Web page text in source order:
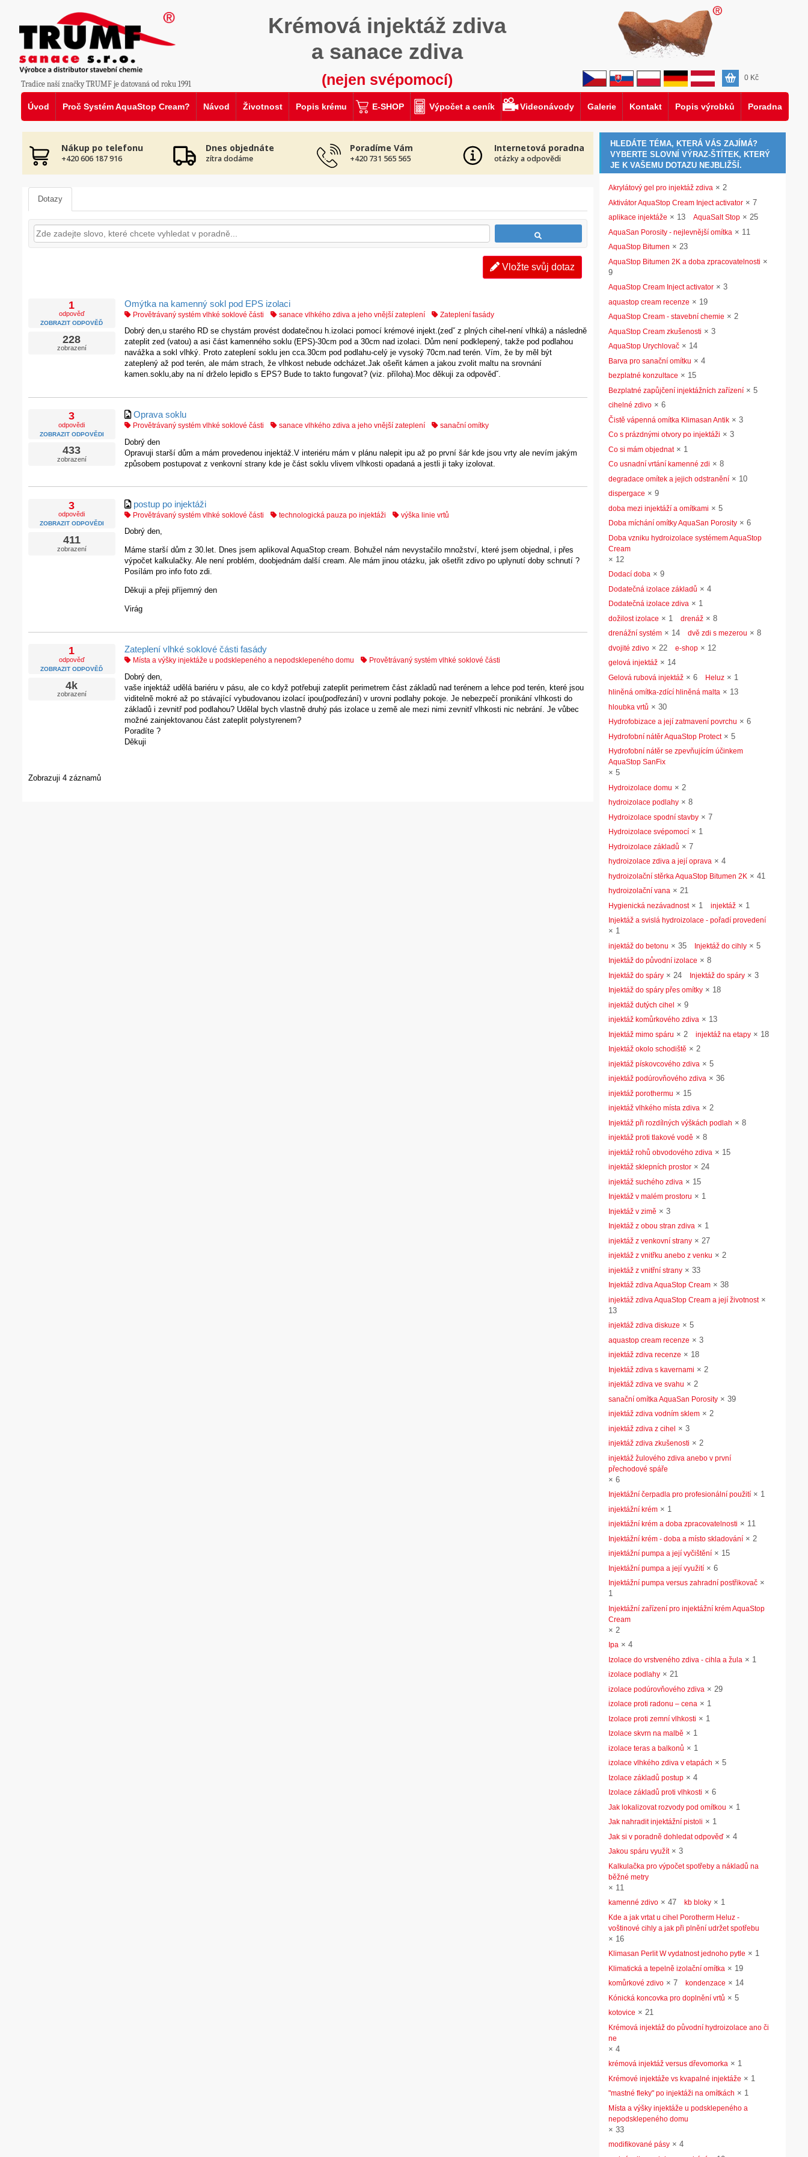
Úvod Proč Systém AquaStop Cream? Návod Životnost Popis krému E-SHOP Výpočet a ceník Videonávody Galerie Kontakt Popis výrobků Poradna
Tradice naší značky TRUMF je datovaná od roku 1991
0 Kč
Krémová injektáž zdiva
a sanace zdiva
(nejen svépomocí)
Nákup po telefonu
+420 606 187 916
Dnes objednáte
zítra dodáme
Poradíme Vám
+420 731 565 565
Internetová poradna
otázky a odpovědi
Dotazy
Vložte svůj dotaz
1
odpověď
ZOBRAZIT ODPOVĚĎ
228
zobrazení
Omýtka na kamenný sokl pod EPS izolaci
Provětrávaný systém vlhké soklové části sanace vlhkého zdiva a jeho vnější zateplení Zateplení fasády
Dobrý den,u starého RD se chystám provést dodatečnou h.izolaci pomocí krémové injekt.(zedˇ z plných cihel-není vlhká) a následně
zateplit zed (vatou) a asi část kamenného soklu (EPS)-30cm pod a 30cm nad izolaci. Dům není podklepený, takže pod podlahou
navážka a sokl vlhký. Proto zateplení soklu jen cca.30cm pod podlahu-celý je vysoký 70cm.nad terén. Vím, že by měl být
zateplený až pod terén, ale mám strach, že vlhkost nebude odcházet.Jak ošeřit kámen a jakou zvolit maltu na srovnání
kamen.soklu,aby na ní drželo lepidlo s EPS? Bude to takto fungovat? (viz. příloha).Moc děkuji za odpovědˇ.
3
odpovědi
ZOBRAZIT ODPOVĚDI
433
zobrazení
Oprava soklu
Provětrávaný systém vlhké soklové části sanace vlhkého zdiva a jeho vnější zateplení sanační omítky
Dobrý den
Opravuji starší dům a mám provedenou injektáž.V interiéru mám v plánu nalepit ipu až po první šár kde jsou vrty ale nevím jakým
způsobem postupovat z venkovní strany kde je část soklu vlivem vlhkosti opadaná a jestli ji taky izolovat.
3
odpovědi
ZOBRAZIT ODPOVĚDI
411
zobrazení
postup po injektáži
Provětrávaný systém vlhké soklové části technologická pauza po injektáži výška linie vrtů
Dobrý den,
Máme starší dům z 30.let. Dnes jsem aplikoval AquaStop cream. Bohužel nám nevystačilo množství, které jsem objednal, i přes
výpočet kalkulačky. Ale není problém, doobjednám další cream. Ale mám jinou otázku, jak ošetřit zdivo po uplynutí doby schnutí ?
Posílám pro info foto zdi.
Děkuji a přeji příjemný den
Virág
1
odpověď
ZOBRAZIT ODPOVĚĎ
4k
zobrazení
Zateplení vlhké soklové části fasády
Místa a výšky injektáže u podsklepeného a nepodsklepeného domu Provětrávaný systém vlhké soklové části
Dobrý den,
vaše injektáž udělá bariéru v pásu, ale co když potřebuji zateplit perimetrem část základů nad terénem a lehce pod terén, které jsou
viditelně mokré až po stávající vybudovanou izolací ipou(podřezání) v urovni podlahy pokoje. Je nebezpečí pronikání vlhkosti do
základů i zevnitř pod podlahou? Udělal bych vlastně druhý pás izolace u země ale mezi nimi zevnitř vlhkosti nic nebrání. Je vůbec
možné zainjektovanou část zateplit polystyrenem?
Poradíte ?
Děkuji
Zobrazuji 4 záznamů
HLEDÁTE TÉMA, KTERÁ VÁS ZAJÍMÁ?
VYBERTE SLOVNÍ VÝRAZ-ŠTÍTEK, KTERÝ
JE K VAŠEMU DOTAZU NEJBLIŽŠÍ.
Akrylátový gel pro injektáž zdiva × 2
Aktivátor AquaStop Cream Inject activator × 7
aplikace injektáže × 13 AquaSalt Stop × 25
AquaSan Porosity - nejlevnější omítka × 11
AquaStop Bitumen × 23
AquaStop Bitumen 2K a doba zpracovatelnosti ×
9
AquaStop Cream Inject activator × 3
aquastop cream recenze × 19
AquaStop Cream - stavební chemie × 2
AquaStop Cream zkušenosti × 3
AquaStop Urychlovač × 14
Barva pro sanační omítku × 4
bezplatné konzultace × 15
Bezplatné zapůjčení injektážních zařízení × 5
cihelné zdivo × 6
Čistě vápenná omítka Klimasan Antik × 3
Co s prázdnými otvory po injektáži × 3
Co si mám objednat× 1
Co usnadní vrtání kamenné zdi × 8
degradace omítek a jejich odstranění × 10
dispergace × 9
doba mezi injektáží a omítkami × 5
Doba míchání omítky AquaSan Porosity × 6
Doba vzniku hydroizolace systémem AquaStop
Cream
× 12
Dodací doba × 9
Dodatečná izolace základů × 4
Dodatečná izolace zdiva × 1
dožilost izolace × 1 drenáž × 8
drenážní systém × 14 dvě zdi s mezerou × 8
dvojité zdivo × 22 e-shop × 12
gelová injektáž × 14
Gelová rubová injektáž × 6 Heluz × 1
hliněná omítka-zdící hliněná malta × 13
hloubka vrtů × 30
Hydrofobizace a její zatmavení povrchu × 6
Hydrofobní nátěr AquaStop Protect× 5
Hydrofobní nátěr se zpevňujícím účinkem
AquaStop SanFix
× 5
Hydroizolace domu × 2
hydroizolace podlahy × 8
Hydroizolace spodní stavby × 7
Hydroizolace svépomocí × 1
Hydroizolace základů × 7
hydroizolace zdiva a její oprava × 4
hydroizolační stěrka AquaStop Bitumen 2K × 41
hydroizolační vana × 21
Hygienická nezávadnost× 1 injektáž × 1
Injektáž a svislá hydroizolace - pořadí provedení
× 1
injektáž do betonu × 35 Injektáž do cihly × 5
Injektáž do původní izolace × 8
Injektáž do spáry × 24 Injektáž do spáry × 3
Injektáž do spáry přes omítky × 18
injektáž dutých cihel × 9
injektáž komůrkového zdiva × 13
Injektáž mimo spáru × 2 injektáž na etapy × 18
Injektáž okolo schodiště × 2
injektáž pískovcového zdiva × 5
injektáž podúrovňového zdiva × 36
injektáž porothermu × 15
injektáž vlhkého místa zdiva × 2
Injektáž při rozdílných výškách podlah × 8
injektáž proti tlakové vodě × 8
injektáž rohů obvodového zdiva × 15
injektáž sklepních prostor × 24
injektáž suchého zdiva × 15
Injektáž v malém prostoru × 1
Injektáž v zimě × 3
Injektáž z obou stran zdiva × 1
injektáž z venkovní strany × 27
injektáž z vnitřku anebo z venku × 2
injektáž z vnitřní strany × 33
Injektáž zdiva AquaStop Cream × 38
injektáž zdiva AquaStop Cream a její životnost×
13
injektáž zdiva diskuze × 5
aquastop cream recenze × 3
injektáž zdiva recenze × 18
Injektáž zdiva s kavernami × 2
injektáž zdiva ve svahu × 2
sanační omítka AquaSan Porosity × 39
injektáž zdiva vodním sklem × 2
injektáž zdiva z cihel × 3
injektáž zdiva zkušenosti × 2
injektáž žulového zdiva anebo v první
přechodové spáře
× 6
Injektážní čerpadla pro profesionální použití × 1
injektážní krém × 1
injektážní krém a doba zpracovatelnosti × 11
Injektážní krém - doba a místo skladování × 2
injektážní pumpa a její vyčištění × 15
Injektážní pumpa a její využití × 6
Injektážní pumpa versus zahradní postřikovač ×
1
Injektážní zařízení pro injektážní krém AquaStop
Cream
× 2
Ipa × 4
Izolace do vrstveného zdiva - cihla a žula × 1
izolace podlahy × 21
izolace podúrovňového zdiva × 29
izolace proti radonu – cena × 1
Izolace proti zemní vlhkosti × 1
Izolace skvrn na malbě × 1
izolace teras a balkonů × 1
izolace vlhkého zdiva v etapách × 5
Izolace základů postup × 4
Izolace základů proti vlhkosti × 6
Jak lokalizovat rozvody pod omítkou × 1
Jak nahradit injektážní pistoli × 1
Jak si v poradně dohledat odpověď× 4
Jakou spáru využít× 3
Kalkulačka pro výpočet spotřeby a nákladů na
běžné metry
× 11
kamenné zdivo × 47 kb bloky × 1
Kde a jak vrtat u cihel Porotherm Heluz -
voštinové cihly a jak při plnění udržet spotřebu
× 16
Klimasan Perlit W vydatnost jednoho pytle × 1
Klimatická a tepelně izolační omítka × 19
komůrkové zdivo × 7 kondenzace × 14
Kónická koncovka pro doplnění vrtů × 5
kotovice × 21
Krémová injektáž do původní hydroizolace ano či
ne
× 4
krémová injektáž versus dřevomorka × 1
Krémové injektáže vs kvapalné injektáže × 1
"mastné fleky" po injektáži na omítkách × 1
Místa a výšky injektáže u podsklepeného a
nepodsklepeného domu
× 33
modifikované pásy × 4